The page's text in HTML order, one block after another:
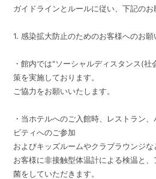
ガイドラインとルールに従い、下記のお
1. 感染拡大防止のためのお客様へのお願
・館内では"ソーシャルディスタンス(
策を実施しております。
ご協力をお願いいたします。
・当ホテルへのご入館時、レストラン
ビティへのご参加
およびキッズルームやクラブラウンジな
お客様に非接触型体温計による検温と
菌をしていただきます。